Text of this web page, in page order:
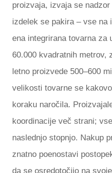
proizvaja, izvaja se
izdelek se pakira – vse na
ena integrirana tovarna za
60.000 kvadratnih metrov,
letno proizvede 500–600
velikosti tovarne se
koraku naročila.
koordinacije več strani;
naslednjo stopnjo. Nakup
znatno poenostavi
da se osredotočijo na